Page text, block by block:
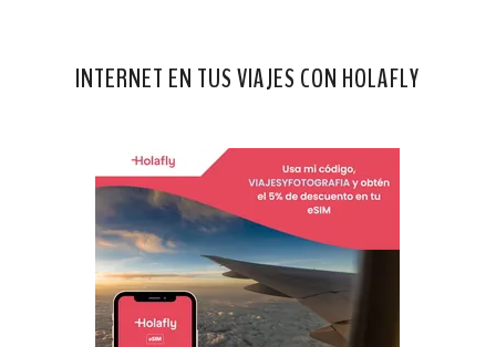
INTERNET EN TUS VIAJES CON HOLAFLY